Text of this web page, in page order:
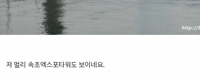
저 멀리 속초엑스포타워도 보이네요.